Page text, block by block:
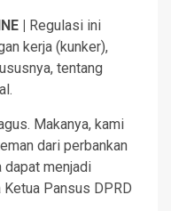
|
Regulasi ini
kerja (kunker),
tentang
Makanya, kami
dari perbankan
dapat menjadi
Pansus DPRD